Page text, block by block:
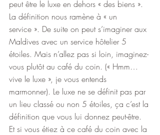
peut être le luxe en dehors « des biens ».
La définition nous ramène à « un
service ». De suite on peut s’imaginer aux
Maldives avec un service hôtelier 5
étoiles. Mais n’allez pas si loin, imaginez-
vous plutôt au café du coin. (« Hmm…
vive le luxe », je vous entends
marmonner). Le luxe ne se définit pas par
un lieu classé ou non 5 étoiles, ça c’est la
définition que vous lui donnez peut-être.
Et si vous étiez à ce café du coin avec la